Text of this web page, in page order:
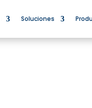
Soluciones